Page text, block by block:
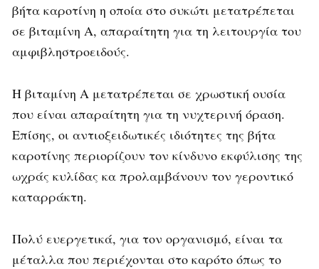
βήτα καροτίνη η οποία στο συκώτι μετατρέπεται
σε βιταμίνη Α, απαραίτητη για τη λειτουργία του
αμφιβληστροειδούς.
Η βιταμίνη Α μετατρέπεται σε χρωστική ουσία
που είναι απαραίτητη για τη νυχτερινή όραση.
Επίσης, οι αντιοξειδωτικές ιδιότητες της βήτα
καροτίνης περιορίζουν τον κίνδυνο εκφύλισης της
ωχράς κυλίδας κα προλαμβάνουν τον γεροντικό
καταρράκτη.
Πολύ ευεργετικά, για τον οργανισμό, είναι τα
μέταλλα που περιέχονται στο καρότο όπως το